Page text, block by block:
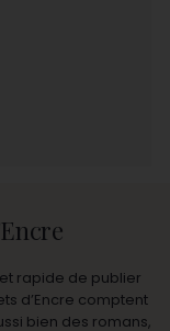
rapide de publier
d’Encre comptent
bien des romans,